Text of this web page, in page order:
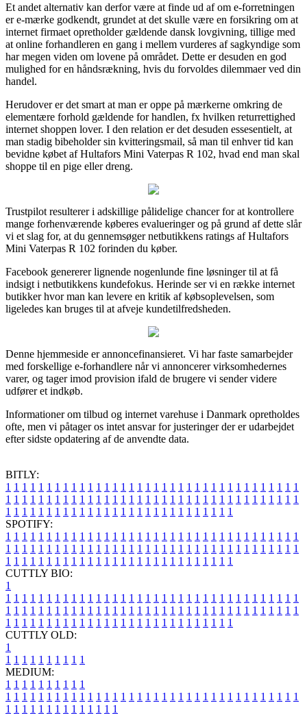
Et andet alternativ kan derfor være at finde ud af om e-forretningen
er e-mærke godkendt, grundet at det skulle være en forsikring om at
internet firmaet opretholder gældende dansk lovgivning, tillige med
at online forhandleren en gang i mellem vurderes af sagkyndige som
har megen viden om lovene på området. Dette er desuden en god
mulighed for en håndsrækning, hvis du forvoldes dilemmaer ved din
handel.
Herudover er det smart at man er oppe på mærkerne omkring de
elementære forhold gældende for handlen, fx hvilken returrettighed
internet shoppen lover. I den relation er det desuden essesentielt, at
man stadig bibeholder sin kvitteringsmail, så man til enhver tid kan
bevidne købet af Hultafors Mini Vaterpas R 102, hvad end man skal
shoppe til en pige eller dreng.
Trustpilot resulterer i adskillige pålidelige chancer for at kontrollere
mange forhenværende køberes evalueringer og på grund af dette slår
vi et slag for, at du gennemsøger netbutikkens ratings af Hultafors
Mini Vaterpas R 102 forinden du køber.
Facebook genererer lignende nogenlunde fine løsninger til at få
indsigt i netbutikkens kundefokus. Herinde ser vi en række internet
butikker hvor man kan levere en kritik af købsoplevelsen, som
ligeledes kan bruges til at afveje kundetilfredsheden.
Denne hjemmeside er annoncefinansieret. Vi har faste samarbejder
med forskellige e-forhandlere når vi annoncerer virksomhedernes
varer, og tager imod provision ifald de brugere vi sender videre
udfører et indkøb.
Informationer om tilbud og internet varehuse i Danmark opretholdes
ofte, men vi påtager os intet ansvar for justeringer der er udarbejdet
efter sidste opdatering af de anvendte data.
BITLY:
1 1 1 1 1 1 1 1 1 1 1 1 1 1 1 1 1 1 1 1 1 1 1 1 1 1 1 1 1 1 1 1 1 1 1 1
1 1 1 1 1 1 1 1 1 1 1 1 1 1 1 1 1 1 1 1 1 1 1 1 1 1 1 1 1 1 1 1 1 1 1 1
1 1 1 1 1 1 1 1 1 1 1 1 1 1 1 1 1 1 1 1 1 1 1 1 1 1 1 1
SPOTIFY:
1 1 1 1 1 1 1 1 1 1 1 1 1 1 1 1 1 1 1 1 1 1 1 1 1 1 1 1 1 1 1 1 1 1 1 1
1 1 1 1 1 1 1 1 1 1 1 1 1 1 1 1 1 1 1 1 1 1 1 1 1 1 1 1 1 1 1 1 1 1 1 1
1 1 1 1 1 1 1 1 1 1 1 1 1 1 1 1 1 1 1 1 1 1 1 1 1 1 1 1
CUTTLY BIO:
1
1 1 1 1 1 1 1 1 1 1 1 1 1 1 1 1 1 1 1 1 1 1 1 1 1 1 1 1 1 1 1 1 1 1 1 1
1 1 1 1 1 1 1 1 1 1 1 1 1 1 1 1 1 1 1 1 1 1 1 1 1 1 1 1 1 1 1 1 1 1 1 1
1 1 1 1 1 1 1 1 1 1 1 1 1 1 1 1 1 1 1 1 1 1 1 1 1 1 1 1
CUTTLY OLD:
1
1 1 1 1 1 1 1 1 1 1
MEDIUM:
1 1 1 1 1 1 1 1 1 1
1 1 1 1 1 1 1 1 1 1 1 1 1 1 1 1 1 1 1 1 1 1 1 1 1 1 1 1 1 1 1 1 1 1 1 1
1 1 1 1 1 1 1 1 1 1 1 1 1 1